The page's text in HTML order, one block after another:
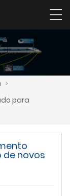
>
para
novos